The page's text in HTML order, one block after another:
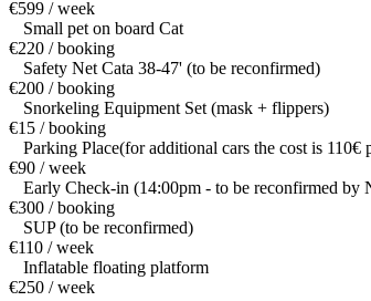
€599 / week
Small pet on board Cat
€220 / booking
Safety Net Cata 38-47' (to be reconfirmed)
€200 / booking
Snorkeling Equipment Set (mask + flippers)
€15 / booking
Parking Place(for additional cars the cost is 110€
€90 / week
Early Check-in (14:00pm - to be reconfirmed by
€300 / booking
SUP (to be reconfirmed)
€110 / week
Inflatable floating platform
€250 / week